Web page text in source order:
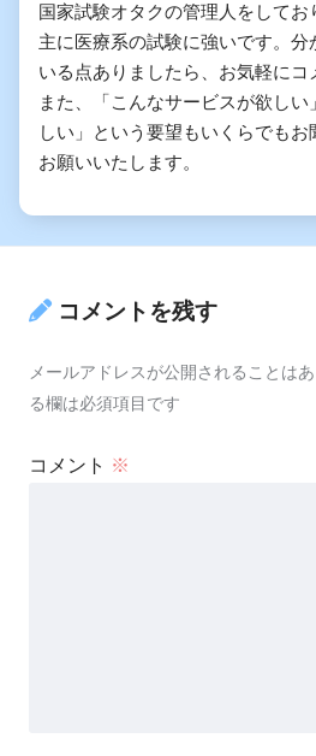
国家試験オタクの管理人をしてお
主に医療系の試験に強いです。分
いる点ありましたら、お気軽にコ
また、「こんなサービスが欲し
しい」という要望もいくらでもお
お願いいたします。
コメントを残す
メールアドレスが公開されることはあ
る欄は必須項目です
コメント ※